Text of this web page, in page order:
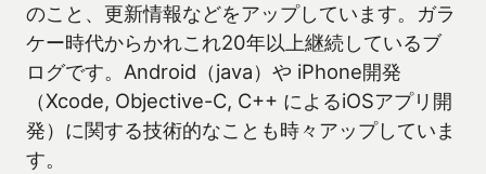
のこと、更新情報などをアップしています。ガラ
ケー時代からかれこれ20年以上継続しているブ
ログです。Android（java）や iPhone開発
（Xcode, Objective-C, C++ によるiOSアプリ開
発）に関する技術的なことも時々アップしていま
す。